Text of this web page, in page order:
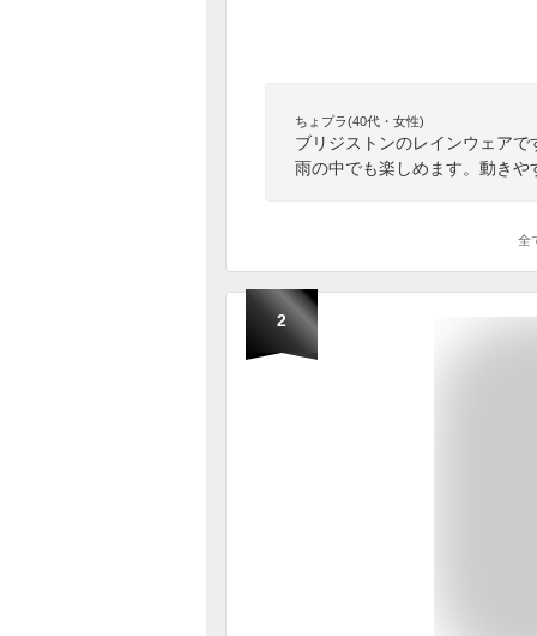
ちょプラ(40代・女性)
ブリジストンのレインウェア
雨の中でも楽しめます。動きや
全
2